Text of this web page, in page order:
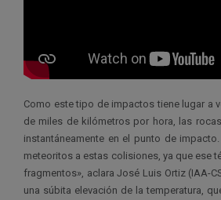
Como este tipo de impactos tiene lugar a
de miles de kilómetros por hora, las
instantáneamente en el punto de
meteoritos a estas colisiones, ya que ese
fragmentos», aclara José Luis Ortiz (IAA-
una súbita elevación de la temperatura,